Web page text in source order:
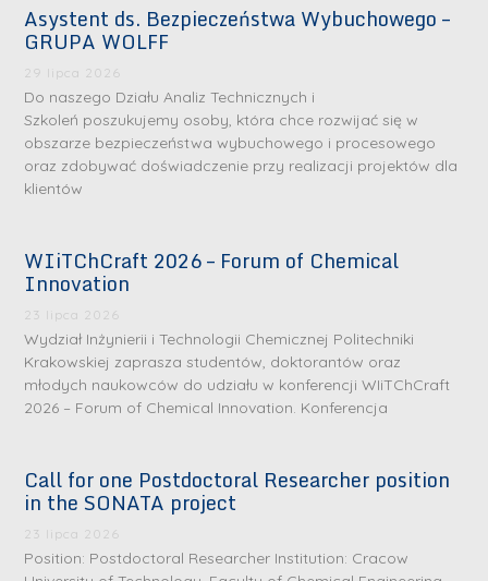
Asystent ds. Bezpieczeństwa Wybuchowego –
GRUPA WOLFF
29 lipca 2026
Do naszego Działu Analiz Technicznych i
Szkoleń poszukujemy osoby, która chce rozwijać się w
obszarze bezpieczeństwa wybuchowego i procesowego
oraz zdobywać doświadczenie przy realizacji projektów dla
klientów
WIiTChCraft 2026 – Forum of Chemical
Innovation
23 lipca 2026
Wydział Inżynierii i Technologii Chemicznej Politechniki
Krakowskiej zaprasza studentów, doktorantów oraz
młodych naukowców do udziału w konferencji WIiTChCraft
2026 – Forum of Chemical Innovation. Konferencja
Call for one Postdoctoral Researcher position
in the SONATA project
23 lipca 2026
Position: Postdoctoral Researcher Institution: Cracow